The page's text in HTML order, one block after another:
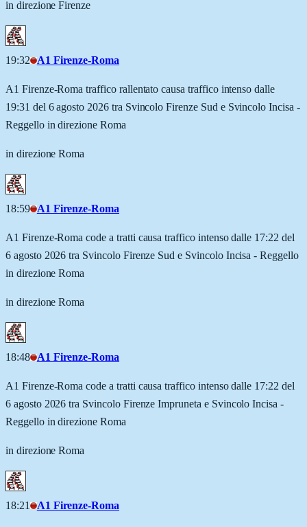
in direzione Firenze
19:32 A1 Firenze-Roma
A1 Firenze-Roma traffico rallentato causa traffico intenso dalle
19:31 del 6 agosto 2026 tra Svincolo Firenze Sud e Svincolo Incisa -
Reggello in direzione Roma
in direzione Roma
18:59 A1 Firenze-Roma
A1 Firenze-Roma code a tratti causa traffico intenso dalle 17:22 del
6 agosto 2026 tra Svincolo Firenze Sud e Svincolo Incisa - Reggello
in direzione Roma
in direzione Roma
18:48 A1 Firenze-Roma
A1 Firenze-Roma code a tratti causa traffico intenso dalle 17:22 del
6 agosto 2026 tra Svincolo Firenze Impruneta e Svincolo Incisa -
Reggello in direzione Roma
in direzione Roma
18:21 A1 Firenze-Roma